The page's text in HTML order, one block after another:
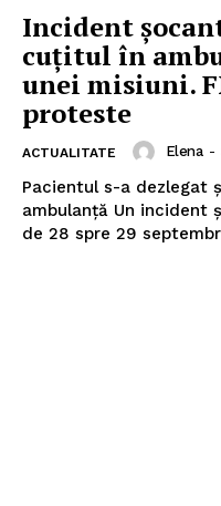
Incident
cuțitul în
unei misiuni.
proteste
ACTUALITATE Elena -
Pacientul s-a dezlegat
ambulanță Un incident șocant a avut loc în noaptea
de 28 spre 29